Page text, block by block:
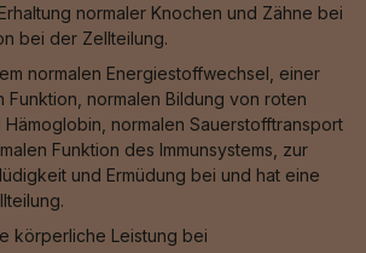
normaler Knochen und Zähne bei
bei der Zellteilung.
normalen Energiestoffwechsel, einer
Funktion, normalen Bildung von roten
normalen Sauerstofftransport
Funktion des Immunsystems, zur
und Ermüdung bei und hat eine
körperliche Leistung bei